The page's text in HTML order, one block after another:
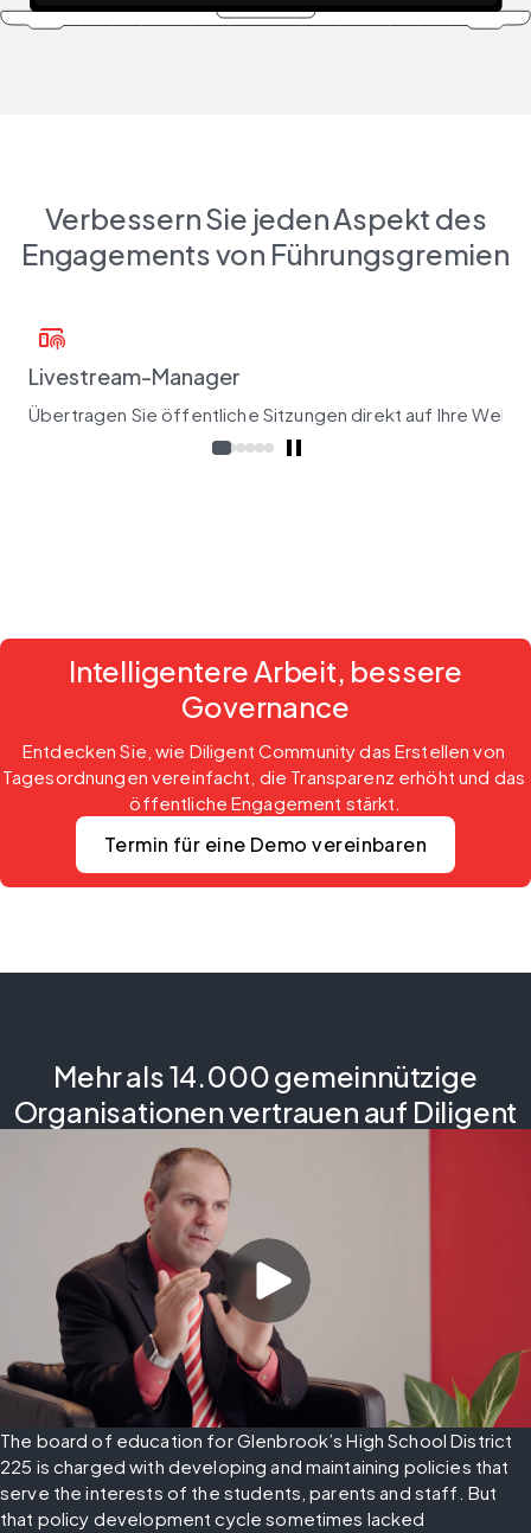
Verbessern Sie jeden Aspekt des
Engagements von Führungsgremien
broadcast_on_home
Livestream-Manager
Übertragen Sie öffentliche Sitzungen direkt auf Ihre
Intelligentere Arbeit, bessere
Governance
Entdecken Sie, wie Diligent Community das Erstellen von
Tagesordnungen vereinfacht, die Transparenz erhöht und das
öffentliche Engagement stärkt.
Termin für eine Demo vereinbaren
Mehr als 14.000 gemeinnützige
Organisationen vertrauen auf Diligent
The board of education for Glenbrook’s High School District
225 is charged with developing and maintaining policies that
serve the interests of the students, parents and staff. But
that policy development cycle sometimes lacked